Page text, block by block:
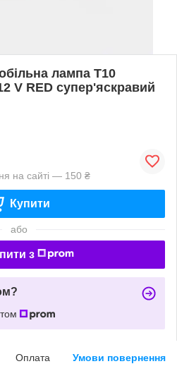
лампа T10
V RED супер'яскравий
на сайті — 150 ₴
Купити
або
з
Оплата Умови повернення